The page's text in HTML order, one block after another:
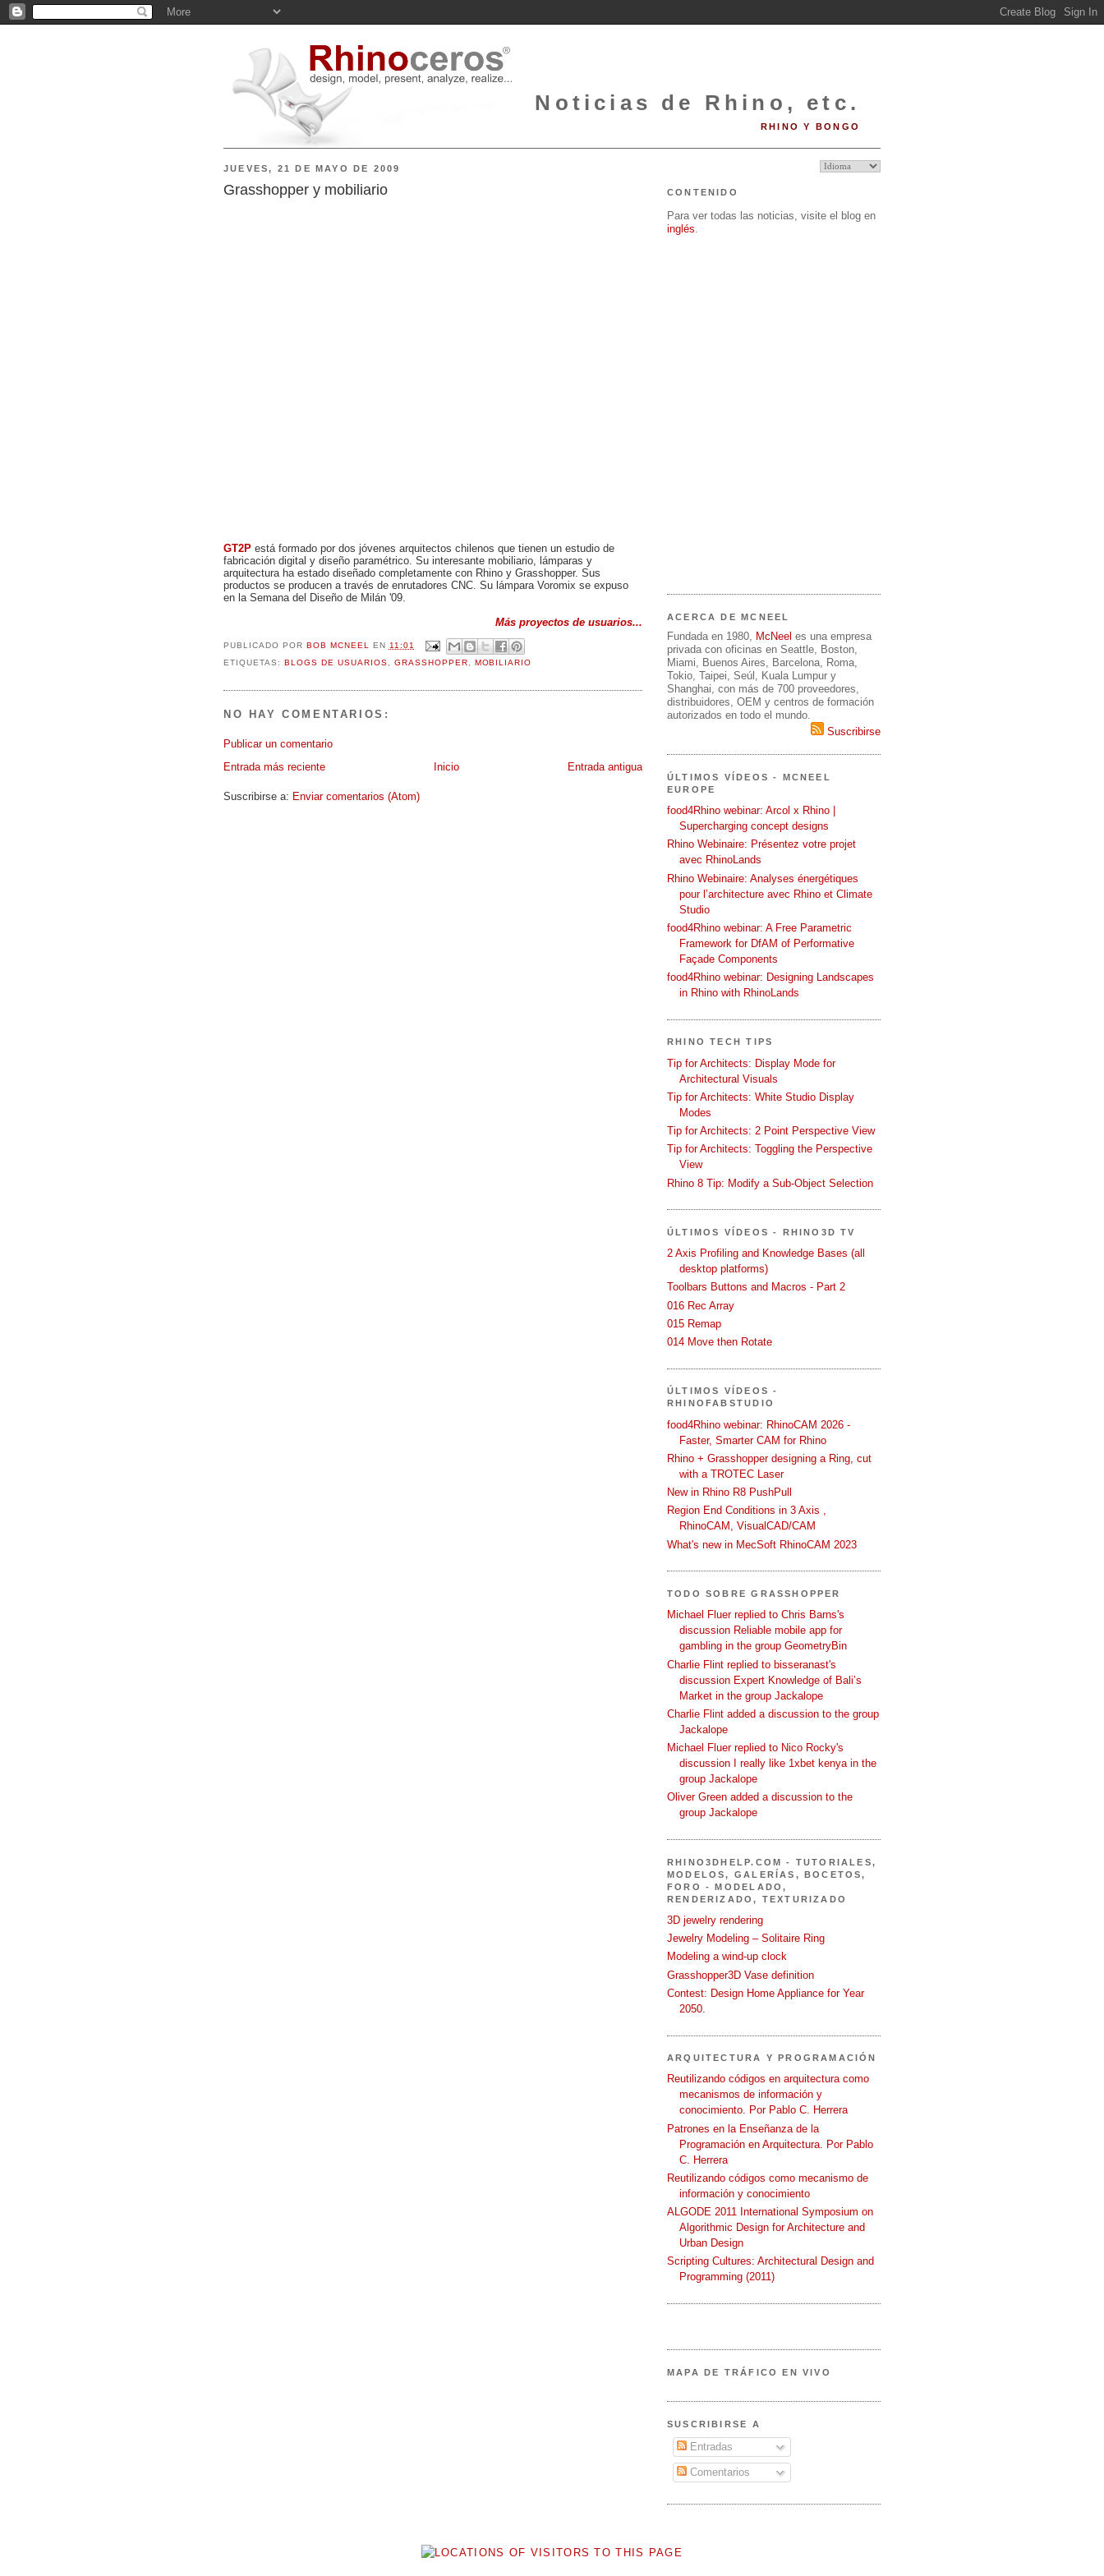
Noticias de Rhino, etc.
RHINO Y BONGO
JUEVES, 21 DE MAYO DE 2009
Grasshopper y mobiliario
GT2P está formado por dos jóvenes arquitectos chilenos que tienen un estudio de
fabricación digital y diseño paramétrico. Su interesante mobiliario, lámparas y
arquitectura ha estado diseñado completamente con Rhino y Grasshopper. Sus
productos se producen a través de enrutadores CNC. Su lámpara Voromix se expuso
en la Semana del Diseño de Milán '09.
Más proyectos de usuarios...
PUBLICADO POR BOB MCNEEL EN 11:01
ETIQUETAS:
BLOGS DE USUARIOS, GRASSHOPPER, MOBILIARIO
NO HAY COMENTARIOS:
Publicar un comentario
Entrada más reciente
Entrada antigua
Inicio
Suscribirse a: Enviar comentarios (Atom)
CONTENIDO
Para ver todas las noticias, visite el blog en
inglés
ACERCA DE MCNEEL
Fundada en 1980, McNeel es una empresa
privada con oficinas en Seattle, Boston,
Miami, Buenos Aires, Barcelona, Roma,
Tokio, Taipei, Seúl, Kuala Lumpur y
Shanghai, con más de 700 proveedores,
distribuidores, OEM y centros de formación
autorizados en todo el mundo.
Suscribirse
ÚLTIMOS VÍDEOS - MCNEEL
EUROPE
food4Rhino webinar: Arcol x Rhino |
Supercharging concept designs
Rhino Webinaire: Présentez votre projet
avec RhinoLands
Rhino Webinaire: Analyses énergétiques
pour l’architecture avec Rhino et Climate
Studio
food4Rhino webinar: A Free Parametric
Framework for DfAM of Performative
Façade Components
food4Rhino webinar: Designing Landscapes
in Rhino with RhinoLands
RHINO TECH TIPS
Tip for Architects: Display Mode for
Architectural Visuals
Tip for Architects: White Studio Display
Modes
Tip for Architects: 2 Point Perspective View
Tip for Architects: Toggling the Perspective
View
Rhino 8 Tip: Modify a Sub-Object Selection
ÚLTIMOS VÍDEOS - RHINO3D TV
2 Axis Profiling and Knowledge Bases (all
desktop platforms)
Toolbars Buttons and Macros - Part 2
016 Rec Array
015 Remap
014 Move then Rotate
ÚLTIMOS VÍDEOS -
RHINOFABSTUDIO
food4Rhino webinar: RhinoCAM 2026 -
Faster, Smarter CAM for Rhino
Rhino + Grasshopper designing a Ring, cut
with a TROTEC Laser
New in Rhino R8 PushPull
Region End Conditions in 3 Axis ,
RhinoCAM, VisualCAD/CAM
What's new in MecSoft RhinoCAM 2023
TODO SOBRE GRASSHOPPER
Michael Fluer replied to Chris Barns's
discussion Reliable mobile app for
gambling in the group GeometryBin
Charlie Flint replied to bisseranast's
discussion Expert Knowledge of Bali’s
Market in the group Jackalope
Charlie Flint added a discussion to the group
Jackalope
Michael Fluer replied to Nico Rocky's
discussion I really like 1xbet kenya in the
group Jackalope
Oliver Green added a discussion to the
group Jackalope
RHINO3DHELP.COM - TUTORIALES,
MODELOS, GALERÍAS, BOCETOS,
FORO - MODELADO,
RENDERIZADO, TEXTURIZADO
3D jewelry rendering
Jewelry Modeling – Solitaire Ring
Modeling a wind-up clock
Grasshopper3D Vase definition
Contest: Design Home Appliance for Year
2050.
ARQUITECTURA Y PROGRAMACIÓN
Reutilizando códigos en arquitectura como
mecanismos de información y
conocimiento. Por Pablo C. Herrera
Patrones en la Enseñanza de la
Programación en Arquitectura. Por Pablo
C. Herrera
Reutilizando códigos como mecanismo de
información y conocimiento
ALGODE 2011 International Symposium on
Algorithmic Design for Architecture and
Urban Design
Scripting Cultures: Architectural Design and
Programming (2011)
MAPA DE TRÁFICO EN VIVO
SUSCRIBIRSE A
Entradas
Comentarios